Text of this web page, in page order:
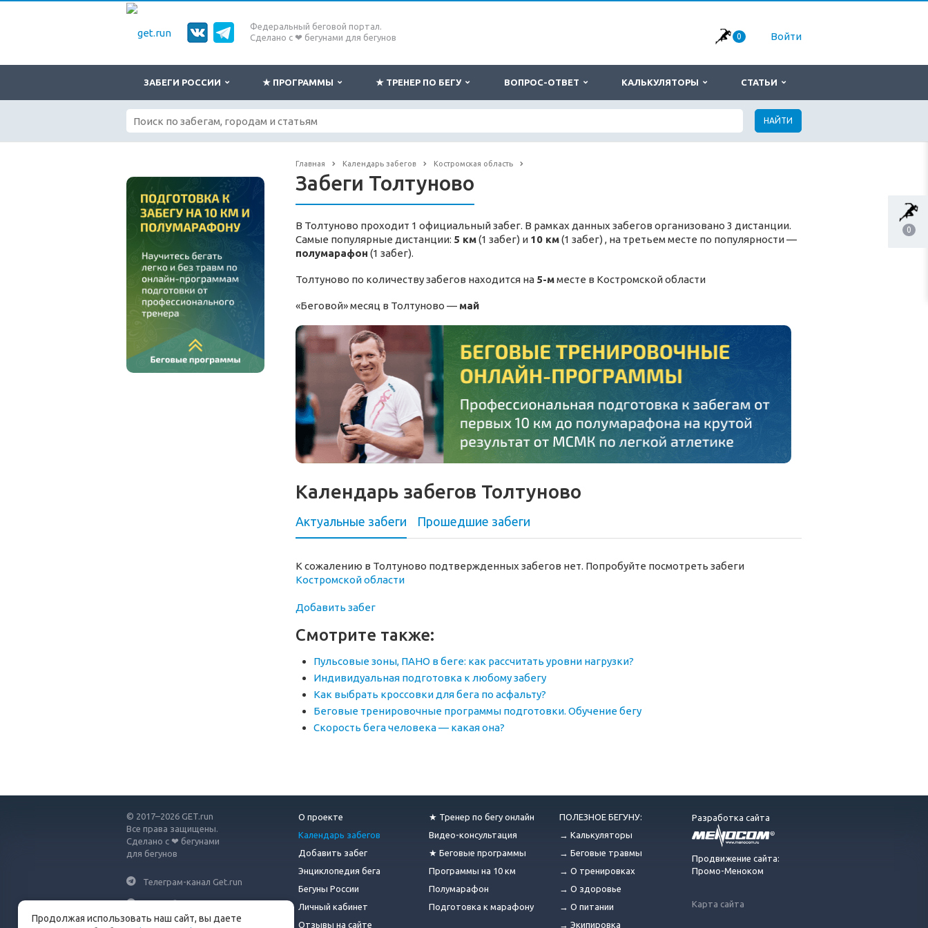
0
Федеральный беговой портал.
Сделано с ❤ бегунами для бегунов
0 Войти
ЗАБЕГИ РОССИИ ★ ПРОГРАММЫ ★ ТРЕНЕР ПО БЕГУ ВОПРОС-ОТВЕТ КАЛЬКУЛЯТОРЫ СТАТЬИ
НАЙТИ
Главная Календарь забегов Костромская область
Забеги Толтуново
В Толтуново проходит 1 официальный забег. В рамках данных забегов организовано 3 дистанции.
Самые популярные дистанции: 5 км(1 забег) и 10 км(1 забег) , на третьем месте по популярности —
полумарафон (1 забег).
Толтуново по количеству забегов находится на 5-мместе в Костромской области
«Беговой» месяц в Толтуново — май
Календарь забегов Толтуново
Актуальные забеги Прошедшие забеги
К сожалению в Толтуново подтвержденных забегов нет. Попробуйте посмотреть забеги
Костромской области
Добавить забег
Смотрите также:
Пульсовые зоны, ПАНО в беге: как рассчитать уровни нагрузки?
Индивидуальная подготовка к любому забегу
Как выбрать кроссовки для бега по асфальту?
Беговые тренировочные программы подготовки. Обучение бегу
Скорость бега человека — какая она?
© 2017–2026 GET.run
Все права защищены.
Сделано с ❤ бегунами
для бегунов
Телеграм-канал Get.run
Беговой чат в Телеграм
info@get.run
О проекте
Календарь забегов
Добавить забег
Энциклопедия бега
Бегуны России
Личный кабинет
Отзывы на сайте
★ Тренер по бегу онлайн
Видео-консультация
★ Беговые программы
Программы на 10 км
Полумарафон
Подготовка к марафону
ПОЛЕЗНОЕ БЕГУНУ:
→ Калькуляторы
→ Беговые травмы
→ О тренировках
→ О здоровье
→ О питании
→ Экипировка
Разработка сайта
Продвижение сайта:
Промо-Меноком
Карта сайта
Продолжая использовать наш сайт, вы даете